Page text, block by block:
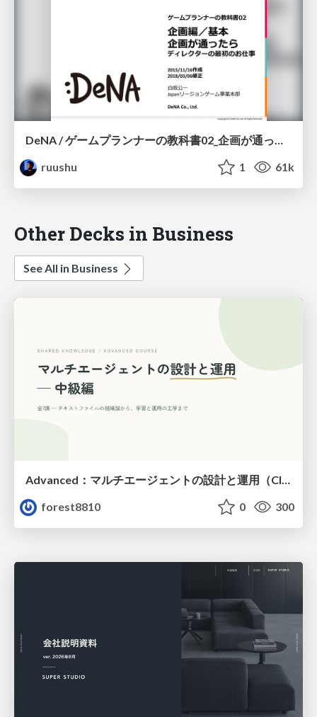
DeNA / ゲームプランナーの教科書02_企画が通ったら
ruushu
1 61k
Other Decks in Business
See All in Business
forest8810
0 300